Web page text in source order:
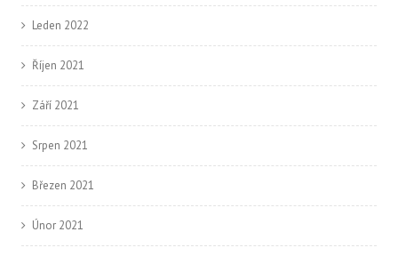
Leden 2022
Říjen 2021
Září 2021
Srpen 2021
Březen 2021
Únor 2021